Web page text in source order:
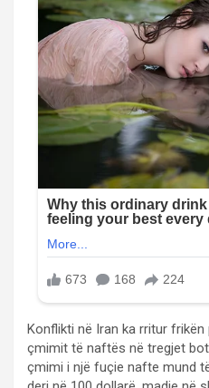
Konflikti në Iran ka rritur
çmimit të naftës në tregjet
çmimi i një fuçie nafte mund